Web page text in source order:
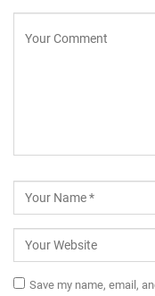
Save my name, email,